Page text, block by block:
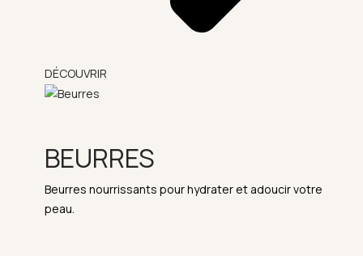
DÉCOUVRIR
BEURRES
Beurres nourrissants pour hydrater et adoucir votre
peau.